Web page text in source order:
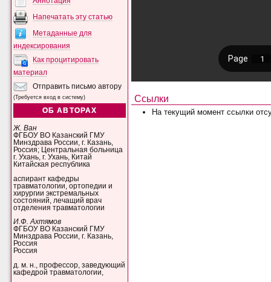
Напечатать эту статью
Метаданные для
индексирования
Как процитировать
материал
Отправить письмо автору
(Требуется вход в систему)
ОБ АВТОРАХ
Ж. Ван
ФГБОУ ВО Казанский ГМУ
Минздрава России, г. Казань,
Россия; Центральная больница
г. Ухань, г. Ухань, Китай
Китайская республика
аспирант кафедры
травматологии, ортопедии и
хирургии экстремальных
состояний, лечащий врач
отделения травматологии
И.Ф. Ахтямов
ФГБОУ ВО Казанский ГМУ
Минздрава России, г. Казань,
Россия
Россия
д. м. н., профессор, заведующий
кафедрой травматологии,
Ссылки
На текущий момент ссылки